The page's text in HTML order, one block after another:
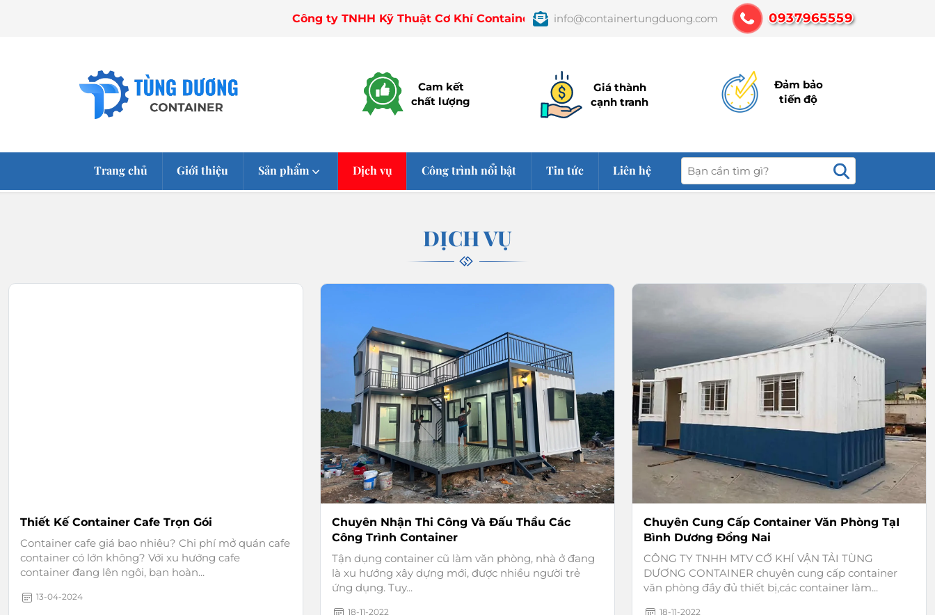
Công ty TNHH Kỹ Thuật Cơ Khí Container TÙNG DƯƠNG chuyên mua bán thiết kế các loại thùng container,
info@containertungduong.com 0937965559
Cam kết
chất lượng
Giá thành
cạnh tranh
Đảm bảo
tiến độ
Trang chủ Giới thiệu Sản phẩm Dịch vụ Công trình nổi bật Tin tức Liên hệ
DỊCH VỤ
Thiết Kế Container Cafe Trọn Gói
Container cafe giá bao nhiêu? Chi phí mở quán cafe
container có lớn không? Với xu hướng cafe
container đang lên ngôi, bạn hoàn...
13-04-2024
Chuyên Nhận Thi Công Và Đấu Thầu Các
Công Trình Container
Tận dụng container cũ làm văn phòng, nhà ở đang
là xu hướng xây dựng mới, được nhiều người trẻ
ứng dụng. Tuy...
18-11-2022
Chuyên Cung Cấp Container Văn Phòng TạI
Bình Dương Đồng Nai
CÔNG TY TNHH MTV CỚ KHÍ VẬN TẢI TÙNG
DƯƠNG CONTAINER chuyên cung cấp container
văn phòng đầy đủ thiết bị,các container làm...
18-11-2022